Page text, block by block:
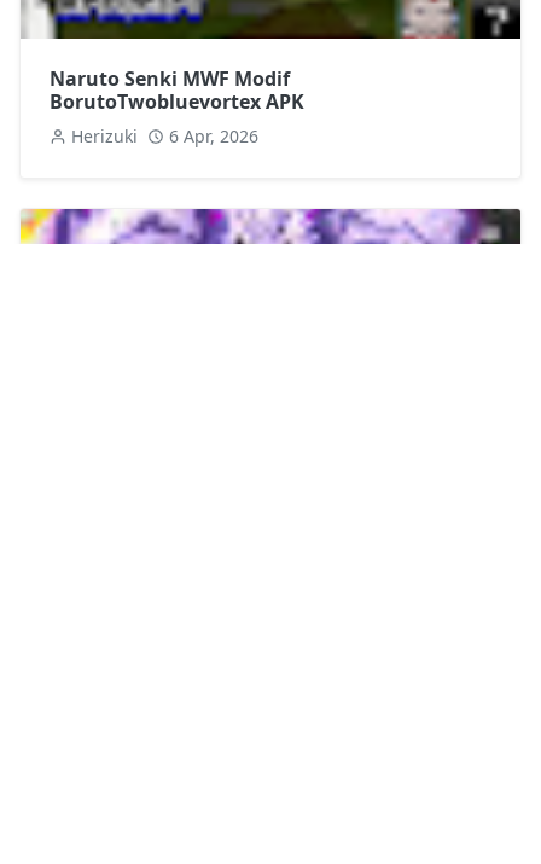
Naruto Senki MWF Modif
BorutoTwobluevortex APK
Herizuki 6 Apr, 2026